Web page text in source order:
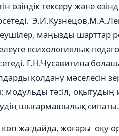
өзіндік тексеру жəне
маңызды шарттар
психологиялық-
Г.Н.Чусавитина
қолдану мəселесін
модульды тəсіл,
шығармашылық сипаты.
көп жағдайда, жоғары оқу